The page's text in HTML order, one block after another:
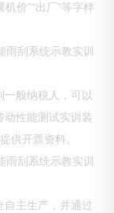
价”“出厂”等字样
刮系统示教实训
一般纳税人，可以
动性能测试实训装
供开票资料。
刮系统示教实训
自主生产，并通过